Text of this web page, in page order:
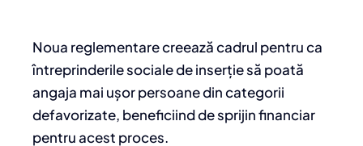
Noua reglementare creează cadrul pentru ca
întreprinderile sociale de inserție să poată
angaja mai ușor persoane din categorii
defavorizate, beneficiind de sprijin financiar
pentru acest proces.